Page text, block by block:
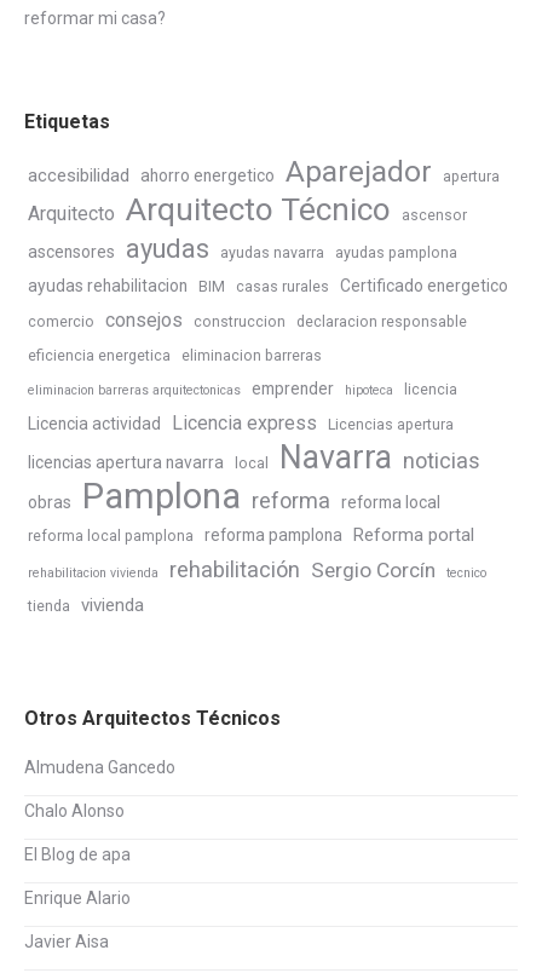
reformar mi casa?
Etiquetas
accesibilidad ahorro energetico Aparejador apertura
Arquitecto Arquitecto Técnico ascensor
ascensores ayudas ayudas navarra ayudas pamplona
ayudas rehabilitacion BIM casas rurales Certificado energetico
comercio consejos construccion
declaracion responsable
eficiencia energetica
eliminacion barreras
eliminacion barreras arquitectonicas emprender hipoteca licencia
Licencia actividad Licencia express Licencias apertura
licencias apertura navarra local Navarra noticias
obras Pamplona reforma reforma local
reforma local pamplona reforma pamplona Reforma portal
rehabilitacion vivienda rehabilitación Sergio Corcín tecnico
tienda vivienda
Otros Arquitectos Técnicos
Almudena Gancedo
Chalo Alonso
El Blog de apa
Enrique Alario
Javier Aisa